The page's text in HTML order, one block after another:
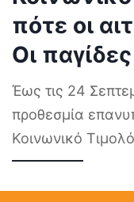
πότε οι
Οι παγίδες
Έως τις 24
προθεσμία
Κοινωνικό